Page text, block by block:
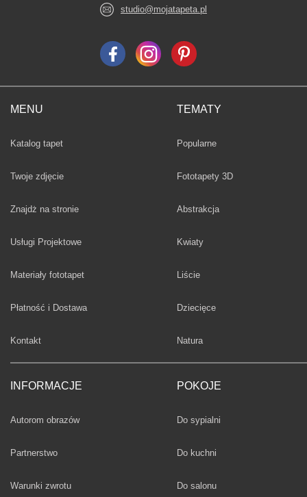
MENU
Katalog tapet
Twoje zdjęcie
Znajdż na stronie
Usługi Projektowe
Materiały fototapet
Płatność i Dostawa
Kontakt
INFORMACJE
Autorom obrazów
Partnerstwo
Warunki zwrotu
TEMATY
Fototapety
Popularne
Fototapety 3D
Fototapety
Abstrakcja
Fototapety
Kwiaty
Fototapety
Liście
Fototapety
Dziecięce
Fototapety
Natura
POKOJE
Fototapety
Do sypialni
Fototapety
Do kuchni
Fototapety
Do salonu
studio@mojatapeta.pl